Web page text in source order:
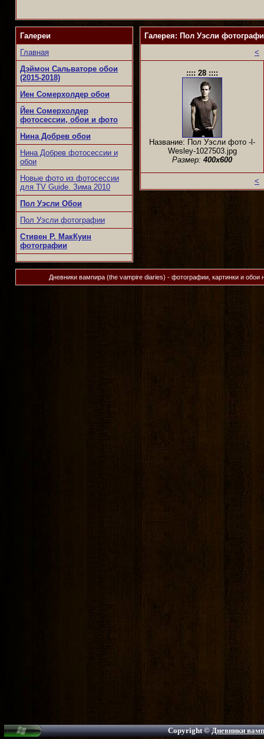
Галереи
Главная
Дэймон Сальваторе обои
(2015-2018)
Иен Сомерхолдер обои
Йен Сомерхолдер
фотосессии, обои и фото
Нина Добрев обои
Нина Добрев фотосессии и
обои
Новые фото из фотосессии
для TV Guide. Зима 2010
Пол Уэсли Обои
Пол Уэсли фотографии
Стивен Р. МакКуин
фотографии
Галерея: Пол Уэсли
<
:::: 28 ::::
Название: Пол Уэсли фото -l-
Wesley-1027503.jpg
Размер: 400x600
<
Дневники вампира (the vampire diaries) - фотографии, картинки и обои
Copyright ©Дневники